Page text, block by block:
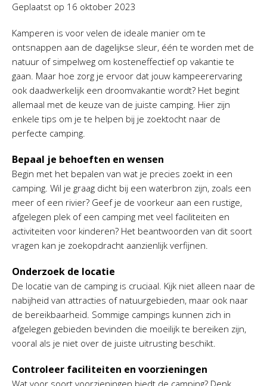
Geplaatst op 16 oktober 2023
Kamperen is voor velen de ideale manier om te
ontsnappen aan de dagelijkse sleur, één te worden met de
natuur of simpelweg om kosteneffectief op vakantie te
gaan. Maar hoe zorg je ervoor dat jouw kampeerervaring
ook daadwerkelijk een droomvakantie wordt? Het begint
allemaal met de keuze van de juiste camping. Hier zijn
enkele tips om je te helpen bij je zoektocht naar de
perfecte camping.
Bepaal je behoeften en wensen
Begin met het bepalen van wat je precies zoekt in een
camping. Wil je graag dicht bij een waterbron zijn, zoals een
meer of een rivier? Geef je de voorkeur aan een rustige,
afgelegen plek of een camping met veel faciliteiten en
activiteiten voor kinderen? Het beantwoorden van dit soort
vragen kan je zoekopdracht aanzienlijk verfijnen.
Onderzoek de locatie
De locatie van de camping is cruciaal. Kijk niet alleen naar de
nabijheid van attracties of natuurgebieden, maar ook naar
de bereikbaarheid. Sommige campings kunnen zich in
afgelegen gebieden bevinden die moeilijk te bereiken zijn,
vooral als je niet over de juiste uitrusting beschikt.
Controleer faciliteiten en voorzieningen
Wat voor soort voorzieningen biedt de camping? Denk